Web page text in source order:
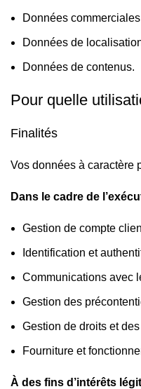
Données
Données de
Données de contenus.
Pour quelle
Finalités
Vos données à caractère
Dans le cadre de
Gestion de compte
Identification et
Communications avec
Gestion des
Gestion de droits et
Fourniture et
À des fins d’intérêts